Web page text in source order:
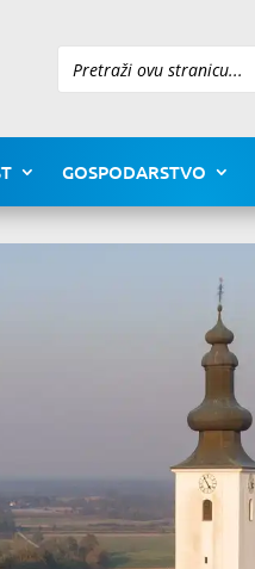
Pretraži
GOSPODARSTVO